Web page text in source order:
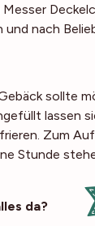
und nach
sollte
lassen
Zum
Stunde
da?